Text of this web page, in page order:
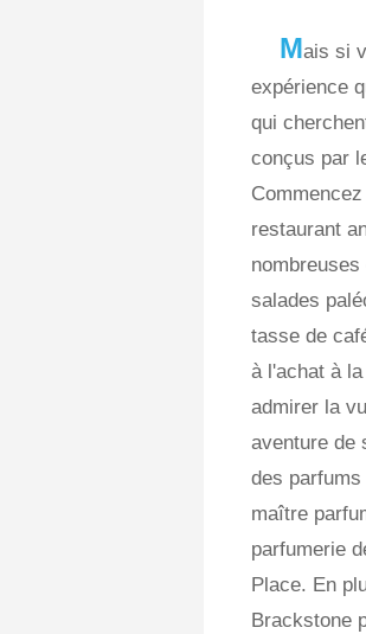
Mais si
expérience
qui
conçus par
restaurant
salades
tasse de
à l'achat à
admirer la
aventure de
des
maître
parfumerie
Place. En
Brackstone